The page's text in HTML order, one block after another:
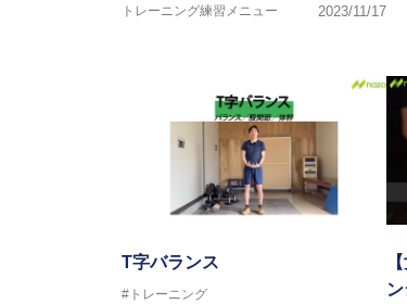
トレーニング練習メニュー
2023/11/17
T字バランス
#トレーニング